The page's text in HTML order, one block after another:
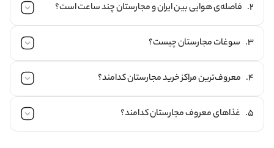
2. فاصله‌ی هوایی بین ایران و مجارستان چند ساعت است؟
اگر با پرواز مستقیم به مجارستان سفر کنید، حدود 4 ساعت و 30 دقیقه
طول می‎کشد تا به مقصد برسید. اما اگر از پرواز غیر مستقیم استفاده
کنید، ممکن است به دلیل توقف در مسیر، پرواز شما کمی بیشتر طول
بکشد. همچنین نوع ایرلاین انتخابی شما و شهری که می‎خواهید در آن
فرود بیایید نیز بر مدت زمان پروازتان تاثیر می‎گذارند.
3. سوغات مجارستان چیست؟
شیرینی جات، ادویه، گلدوزی ماتیو، صنایع دستی و ... از جمله
سوغاتی‌های معروف کشور مجارستان هستند.
4. معروف‌ترین مراکز خرید مجارستان کدامند؟
مراکز خرید زیر دیدن کنید:
5. غذاهای معروف مجارستان کدامند؟